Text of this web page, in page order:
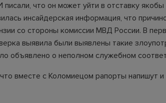
что он может уйти в отставку
инсайдерская информация, что
со стороны комиссии МВД России. В
выявила были выявлены такие
объявлено о неполном служебном
вместе с Коломиецом рапорты напишут